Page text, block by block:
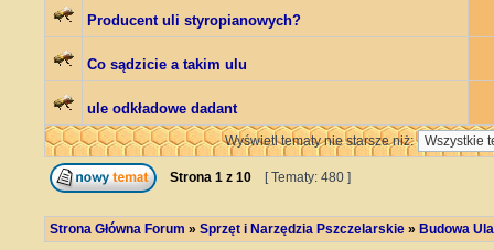
Producent uli styropianowych?
Co sądzicie a takim ulu
ule odkładowe dadant
Wyświetl tematy nie starsze niż:
Strona 1 z 10 [ Tematy: 480 ]
Strona Główna Forum » Sprzęt i Narzędzia Pszczelarskie » Budowa